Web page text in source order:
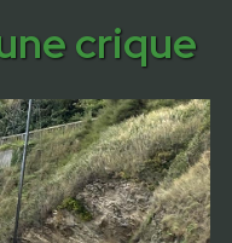
crique